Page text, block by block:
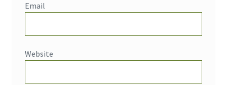
Email
Website